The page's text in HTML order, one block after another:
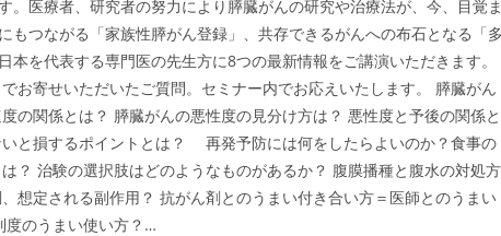
。医療者、研究者の努力により膵臓がんの研究や治療法が、今、目覚ま
もつながる「家族性膵がん登録」、共存できるがんへの布石となる「多
を代表する専門医の先生方に8つの最新情報をご講演いただきます。
寄せいただいたご質問。セミナー内でお応えいたします。 膵臓がん
の関係とは？ 膵臓がんの悪性度の見分け方は？ 悪性度と予後の関係と
と損するポイントとは？ 再発予防には何をしたらよいのか？食事の
？ 治験の選択肢はどのようなものがあるか？ 腹膜播種と腹水の対処方
想定される副作用？ 抗がん剤とのうまい付き合い方＝医師とのうまい
度のうまい使い方？…